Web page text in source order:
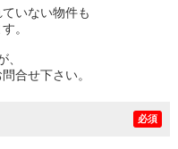
いない物件も
。
、
合せ下さい。
必須